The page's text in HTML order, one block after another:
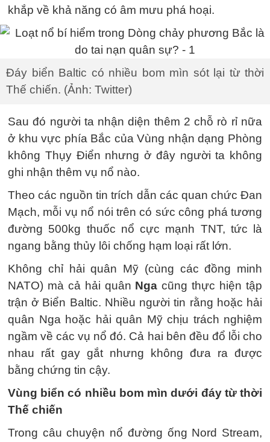
khắp về khả năng có âm mưu phá hoại.
Đáy biển Baltic có nhiều bom mìn sót lại từ thời
Thế chiến. (Ảnh: Twitter)
Sau đó người ta nhận diện thêm 2 chỗ rò rỉ nữa
ở khu vực phía Bắc của Vùng nhận dạng Phòng
không Thụy Điển nhưng ở đây người ta không
ghi nhận thêm vụ nổ nào.
Theo các nguồn tin trích dẫn các quan chức Đan
Mạch, mỗi vụ nổ nói trên có sức công phá tương
đường 500kg thuốc nổ cực mạnh TNT, tức là
ngang bằng thủy lôi chống hạm loại rất lớn.
Không chỉ hải quân Mỹ (cùng các đồng minh
NATO) mà cả hải quân Nga cũng thực hiện tập
trận ở Biển Baltic. Nhiều người tin rằng hoặc hải
quân Nga hoặc hải quân Mỹ chịu trách nghiệm
ngầm về các vụ nổ đó. Cả hai bên đều đổ lỗi cho
nhau rất gay gắt nhưng không đưa ra được
bằng chứng tin cậy.
Vùng biển có nhiều bom mìn dưới đáy từ thời
Thế chiến
Trong câu chuyện nổ đường ống Nord Stream,